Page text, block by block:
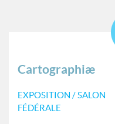
Cartographiæ
EXPOSITION / SALON
FÉDÉRALE